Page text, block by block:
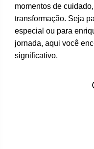
momentos de
transformação. Seja
especial ou para
jornada, aqui você
significativo.